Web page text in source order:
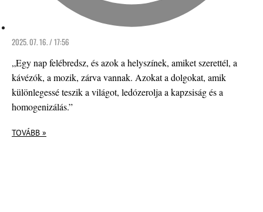
2025. 07. 16. / 17:56
„Egy nap felébredsz, és azok a helyszínek, amiket szerettél, a
kávézók, a mozik, zárva vannak. Azokat a dolgokat, amik
különlegessé teszik a világot, ledózerolja a kapzsiság és a
homogenizálás.”
TOVÁBB »